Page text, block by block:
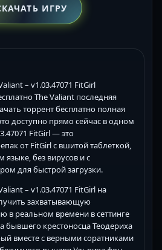
ИГРУ
– v1.03.47071 FitGirl
The Valiant последняя
торрент бесплатно полная
доступно прямо сейчас в одном
FitGirl — это
от FitGirl с вшитой таблеткой,
языке, без вирусов и с
для быстрой загрузки.
– v1.03.47071 FitGirl на
захватывающую
в реальном времени в сеттинге
бывшего крестоносца Теодериха
вместе с верными соратниками